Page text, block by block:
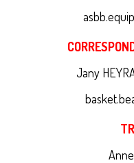
Jany